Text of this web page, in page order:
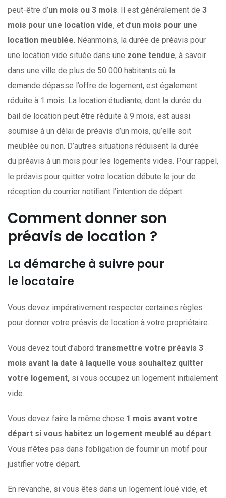
peut-être d’un mois ou 3 mois. Il est généralement de 3
mois pour une location vide, et d’un mois pour une
location meublée. Néanmoins, la durée de préavis pour
une location vide située dans une zone tendue, à savoir
dans une ville de plus de 50 000 habitants où la
demande dépasse l’offre de logement, est également
réduite à 1 mois. La location étudiante, dont la durée du
bail de location peut être réduite à 9 mois, est aussi
soumise à un délai de préavis d’un mois, qu’elle soit
meublée ou non. D’autres situations réduisent la durée
du préavis à un mois pour les logements vides. Pour rappel,
le préavis pour quitter votre location débute le jour de
réception du courrier notifiant l’intention de départ.
Comment donner son
préavis de location ?
La démarche à suivre pour
le locataire
Vous devez impérativement respecter certaines règles
pour donner votre préavis de location à votre propriétaire.
Vous devez tout d’abord transmettre votre préavis 3
mois avant la date à laquelle vous souhaitez quitter
votre logement, si vous occupez un logement initialement
vide.
Vous devez faire la même chose 1 mois avant votre
départ si vous habitez un logement meublé au départ.
Vous n’êtes pas dans l’obligation de fournir un motif pour
justifier votre départ.
En revanche, si vous êtes dans un logement loué vide, et